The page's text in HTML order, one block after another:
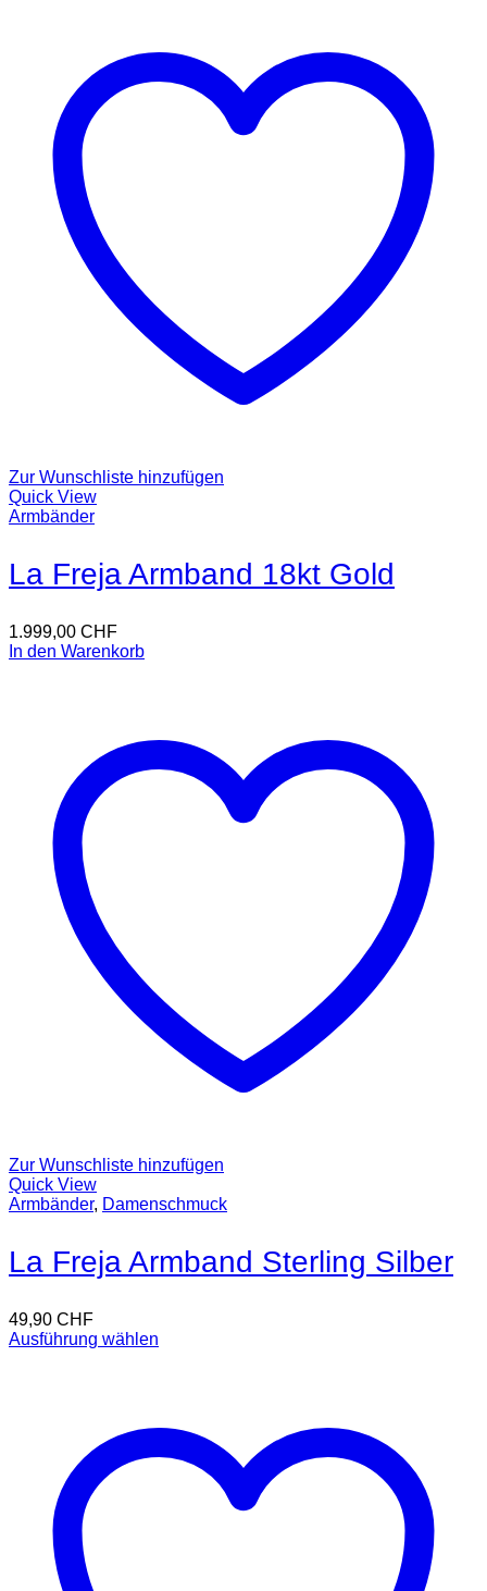
Zur Wunschliste hinzufügen
Quick View
Armbänder
La Freja Armband 18kt Gold
1.999,00 CHF
In den Warenkorb
Zur Wunschliste hinzufügen
Quick View
Armbänder, Damenschmuck
La Freja Armband Sterling Silber
49,90 CHF
Ausführung wählen